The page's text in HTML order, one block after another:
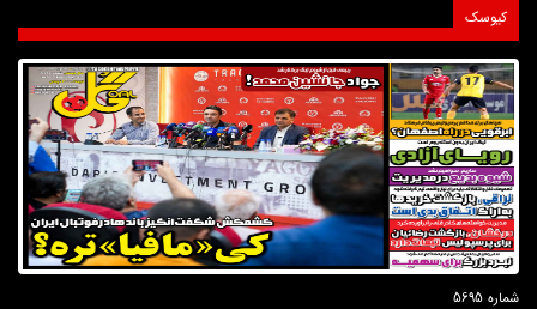
کیوسک
شماره 5695